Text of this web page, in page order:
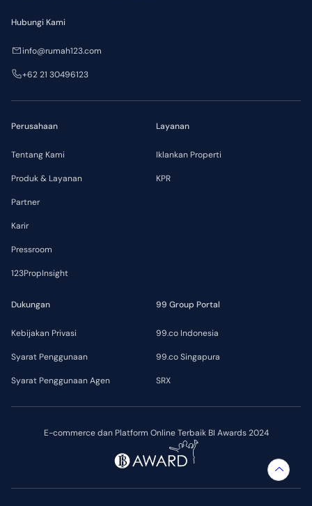
E-commerce dan Platform Online Terbaik BI Awards 2024
Perusahaan
Tentang Kami
Produk & Layanan
Partner
Karir
Pressroom
123PropInsight
Layanan
Iklankan Properti
KPR
Dukungan
Kebijakan Privasi
Syarat Penggunaan
Syarat Penggunaan Agen
99 Group Portal
99.co Indonesia
99.co Singapura
SRX
Hubungi Kami
info@rumah123.com
+62 21 30496123